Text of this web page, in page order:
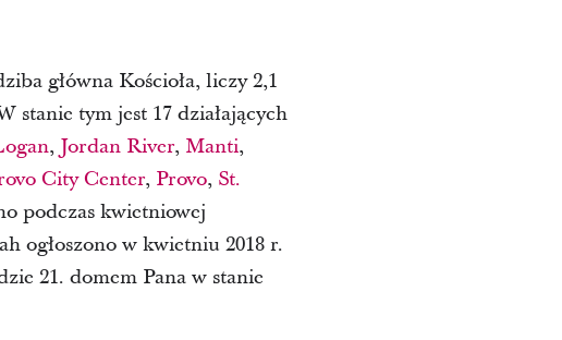
główna Kościoła, liczy 2,1
stanie tym jest 17 działających
, Jordan River, Manti,
City Center, Provo, St.
podczas kwietniowej
ogłoszono w kwietniu 2018 r.
21. domem Pana w stanie